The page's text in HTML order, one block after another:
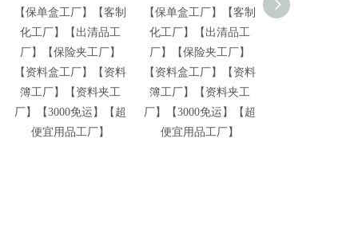
【保单盒工厂】【客制
化工厂】【出清品工
厂】【保险夹工厂】
【资料盒工厂】【资料
簿工厂】【资料夹工
厂】【3000免运】【超
便宜用品工厂】
【保单盒工厂】【客制
化工厂】【出清品工
厂】【保险夹工厂】
【资料盒工厂】【资料
簿工厂】【资料夹工
厂】【3000免运】【超
便宜用品工厂】
【保单盒工厂】